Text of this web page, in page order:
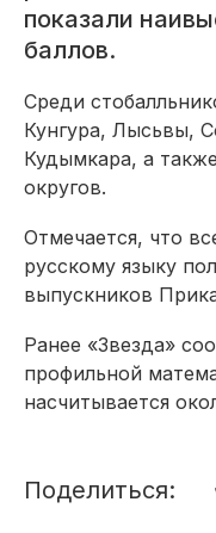
показали
баллов.
Среди
Кунгура, Лысьвы,
Кудымкара, а
округов.
Отмечается, что
русскому языку
выпускников
Ранее «Звезда»
профильной
насчитывается
Поделиться: